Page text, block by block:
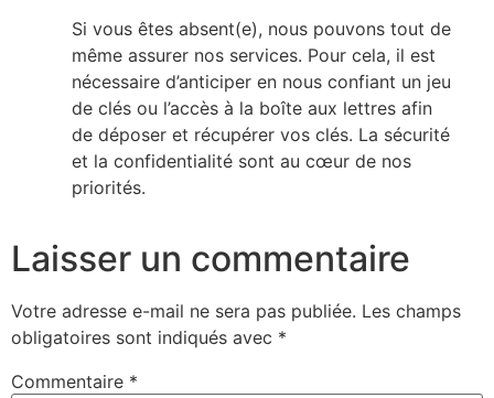
Si vous êtes absent(e), nous pouvons tout de
même assurer nos services. Pour cela, il est
nécessaire d’anticiper en nous confiant un jeu
de clés ou l’accès à la boîte aux lettres afin
de déposer et récupérer vos clés. La sécurité
et la confidentialité sont au cœur de nos
priorités.
Laisser un commentaire
Votre adresse e-mail ne sera pas publiée. Les champs
obligatoires sont indiqués avec *
Commentaire *